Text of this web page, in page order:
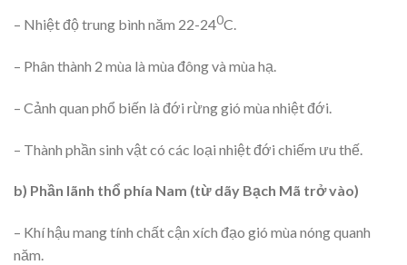
– Nhiệt độ trung bình năm 22-240C.
– Phân thành 2 mùa là mùa đông và mùa hạ.
– Cảnh quan phổ biến là đới rừng gió mùa nhiệt đới.
– Thành phần sinh vật có các loại nhiệt đới chiếm ưu thế.
b) Phần lãnh thổ phía Nam (từ dãy Bạch Mã trở vào)
– Khí hậu mang tính chất cận xích đạo gió mùa nóng quanh
năm.